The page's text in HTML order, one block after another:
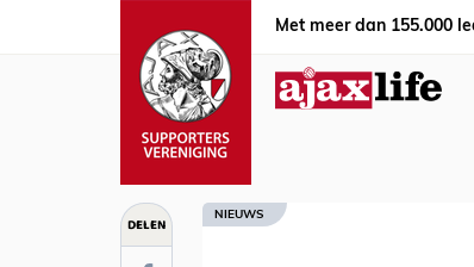
Met meer dan 155.000
DELEN NIEUWS